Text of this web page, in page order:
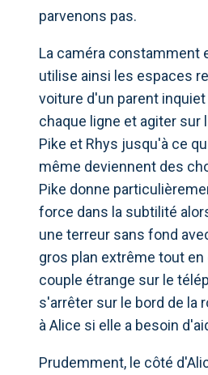
parvenons pas.
La caméra constamment
utilise ainsi les espaces
voiture d'un parent
chaque ligne et agiter sur
Pike et Rhys jusqu'à ce
même deviennent des
Pike donne
force dans la subtilité
une terreur sans fond
gros plan extrême tout
couple étrange sur le
s'arrêter sur le bord de la
à Alice si elle a besoin
Prudemment, le côté